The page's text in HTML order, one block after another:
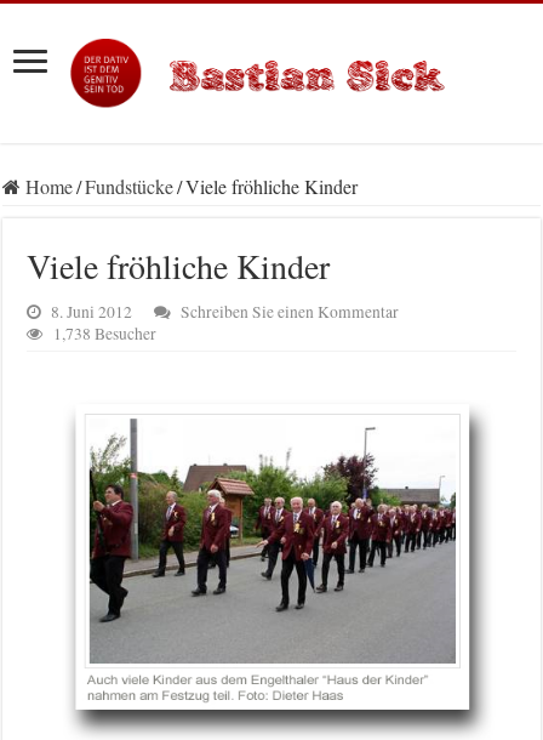
Home/Fundstücke/Viele fröhliche Kinder
Viele fröhliche Kinder
8. Juni 2012
Schreiben Sie einen Kommentar
1,738 Besucher